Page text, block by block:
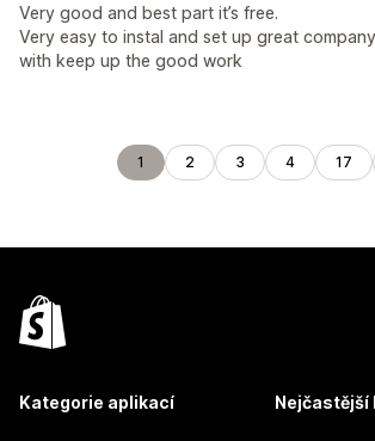
Very good and best part it’s free.
Very easy to instal and set up great
with keep up the good work
1 2 3 4 17
Kategorie aplikací Nejčastější